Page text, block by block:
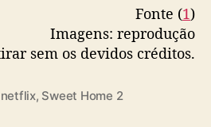
Fonte (1)
Imagens: reprodução
sem os devidos créditos.
netflix, Sweet Home 2